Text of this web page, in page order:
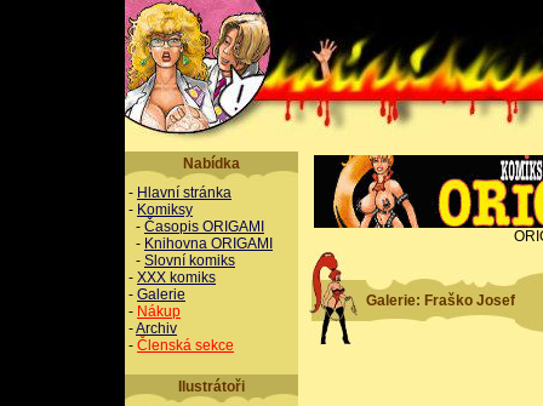
Nabídka
- Hlavní stránka
- Komiksy
- Časopis ORIGAMI
- Knihovna ORIGAMI
- Slovní komiks
- XXX komiks
- Galerie
- Nákup
-Archiv
- Členská sekce
Ilustrátoři
Galerie: Fraško Josef